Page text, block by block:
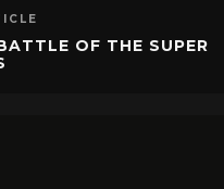
OF THE SUPER